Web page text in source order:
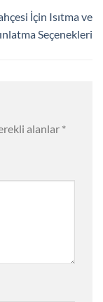
İçin Isıtma ve
Seçenekleri
alanlar *